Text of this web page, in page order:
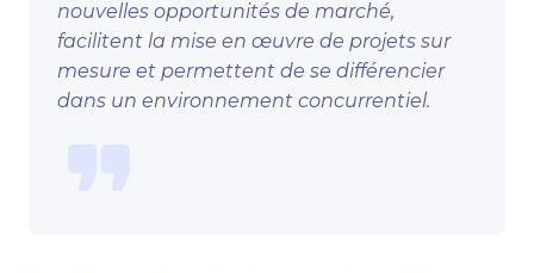
nouvelles opportunités de marché,
facilitent la mise en œuvre de projets sur
mesure et permettent de se différencier
dans un environnement concurrentiel.